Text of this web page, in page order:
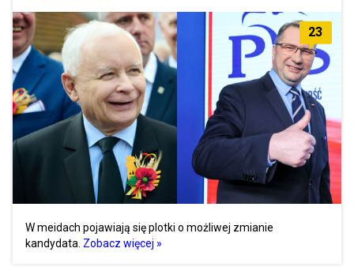
23
W meidach pojawiają się plotki o możliwej zmianie
kandydata. Zobacz więcej »